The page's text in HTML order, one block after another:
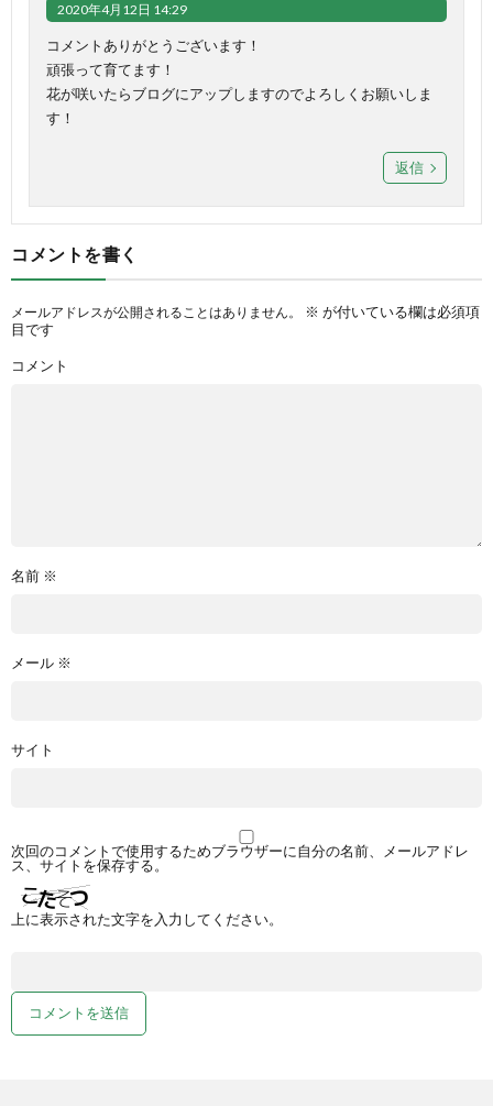
2020年4月12日 14:29
コメントありがとうございます！
頑張って育てます！
花が咲いたらブログにアップしますのでよろしくお願いしま
す！
返信
コメントを書く
メールアドレスが公開されることはありません。 ※ が付いている欄は必須項
目です
コメント
名前 ※
メール ※
サイト
次回のコメントで使用するためブラウザーに自分の名前、メールアドレ
ス、サイトを保存する。
上に表示された文字を入力してください。